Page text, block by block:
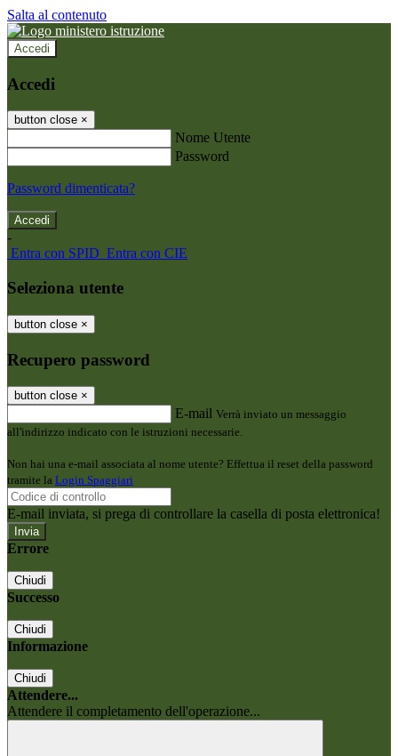
Salta al contenuto
Accedi
Accedi
button close ×
Nome Utente
Password
Password dimenticata?
-
Entra con SPID Entra con CIE
Seleziona utente
button close ×
Recupero password
button close ×
E-mail Verrà inviato un messaggio
all'indirizzo indicato con le istruzioni necessarie.
Non hai una e-mail associata al nome utente? Effettua il reset della password
tramite la Login Spaggiari
E-mail inviata, si prega di controllare la casella di posta elettronica!
Errore
Chiudi
Successo
Chiudi
Informazione
Chiudi
Attendere...
Attendere il completamento dell'operazione...